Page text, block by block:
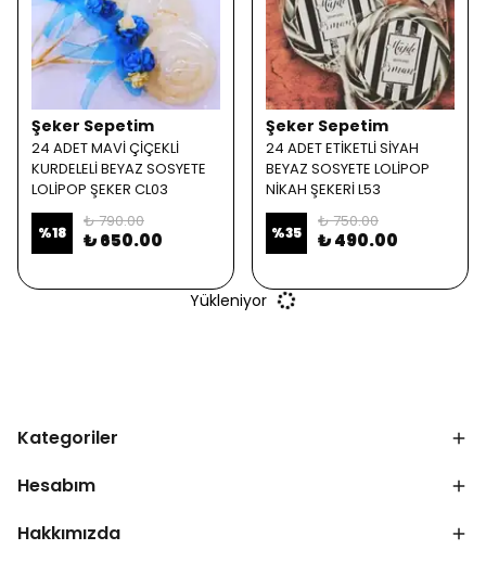
Şeker Sepetim
24 ADET MAVİ ÇİÇEKLİ
KURDELELİ BEYAZ SOSYETE
LOLİPOP ŞEKER CL03
%18
₺ 790.00
₺ 650.00
Şeker Sepetim
24 ADET ETİKETLİ SİYAH
BEYAZ SOSYETE LOLİPOP
NİKAH ŞEKERİ L53
%35
₺ 750.00
₺ 490.00
Yükleniyor
Kategoriler
Hesabım
Hakkımızda